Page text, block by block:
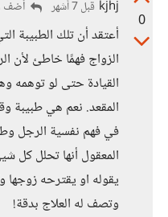
0
kjhj قبل 7 أشهر أضف
أعتقد أن تلك الطبيبة
الزواج فهمًا خاطئ
القيادة حتى لو توهمه
المقعد. نعم هي طبيبة
في فهم نفسية الرجل
المعقول أنها تحلل
يقوله او يقترحه
وتصف له العلاج بدقة!